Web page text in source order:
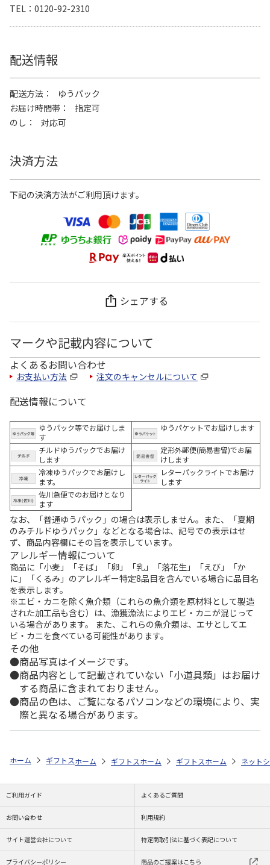
TEL
0120-92-2310
配送情報
配送方法
ゆうパック
お届け時間帯
指定可
のし
対応可
決済方法
下記の決済方法がご利用頂けます。
シェアする
マークや記載内容について
よくあるお問い合わせ
お支払い方法 注文のキャンセルについて
配送情報について
ゆうパック等でお届けしま
す
ゆうパケットでお届けします
チルドゆうパックでお届け
します
定形外郵便(簡易書留)でお届
けします
冷凍ゆうパックでお届けし
ます。
レターパックライトでお届け
します
佐川急便でのお届けとなり
ます
なお、「普通ゆうパック」の場合は表示しません。また、「夏期
のみチルドゆうパック」などとなる場合は、記号での表示はせ
ず、商品内容欄にその旨を表示しています。
アレルギー情報について
商品に「小麦」「そば」「卵」「乳」「落花生」「えび」「か
に」「くるみ」のアレルギー特定8品目を含んでいる場合に品目名
を表示します。
※エビ・カニを除く魚介類（これらの魚介類を原材料として製造
された加工品も含む）は、漁獲漁法によりエビ・カニが混じって
いる場合があります。 また、これらの魚介類は、エサとしてエ
ビ・カニを食べている可能性があります。
その他
商品写真はイメージです。
商品内容として記載されていない「小道具類」はお届け
する商品に含まれておりません。
商品の色は、ご覧になるパソコンなどの環境により、実
際と異なる場合があります。
ホーム ギフトストア お中元・夏ギフト特集 2026 おすすめ ご当地
ホーム ギフトストア お中元・夏ギフト特集 2026
ホーム ギフトストア お中元・
ホーム ネット
ご利用ガイド よくあるご質問
お問い合わせ 利用規約
サイト運営会社について 特定商取引法に基づく表記について
プライバシーポリシー 商品のご提案はこちら